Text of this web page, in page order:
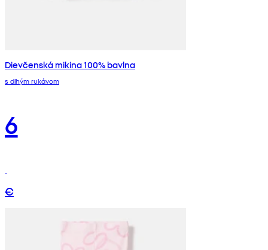
Dievčenská mikina 100% bavlna
s dlhým rukávom
6
€